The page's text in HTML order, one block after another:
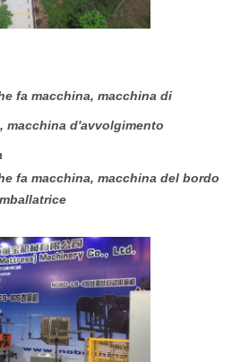
fa macchina, macchina di
macchina d'avvolgimento
fa macchina, macchina del bordo